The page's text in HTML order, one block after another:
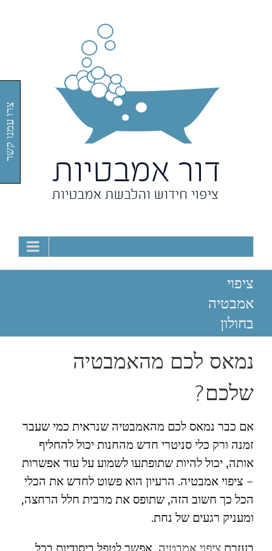
ציפוי
אמבטיה
בחולון
נמאס לכם מהאמבטיה
שלכם?
אם כבר נמאס לכם מהאמבטיה שנראית כמי שעבר
זמנה ורק כלי סניטרי חדש מהחנות יכול להחליף
אותה, יכול להיות שתופתעו לשמוע על עוד אפשרות
– ציפוי אמבטיה. הרעיון הוא פשוט לחדש את הכלי
הכל כך חשוב הזה, שתופס את מרבית חלל הרחצה,
ומעניק רגעים של נחת.
צרו עמנו קשר